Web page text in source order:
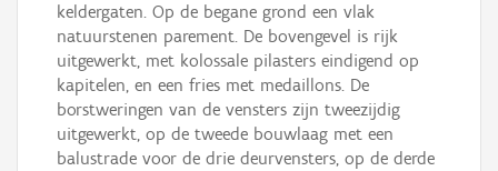
keldergaten. Op de begane grond een vlak
natuurstenen parement. De bovengevel is rijk
uitgewerkt, met kolossale pilasters eindigend op
kapitelen, en een fries met medaillons. De
borstweringen van de vensters zijn tweezijdig
uitgewerkt, op de tweede bouwlaag met een
balustrade voor de drie deurvensters, op de derde